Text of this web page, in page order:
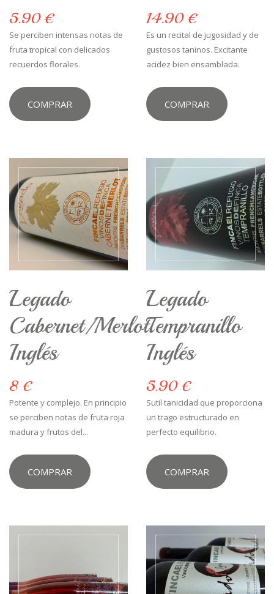
5.90 €
Se perciben intensas notas de
fruta tropical con delicados
recuerdos florales.
COMPRAR
14.90 €
Es un recital de jugosidad y de
gustosos taninos. Excitante
acidez bien ensamblada.
COMPRAR
Legado
Cabernet/Merlot
Inglés
8 €
Potente y complejo. En principio
se perciben notas de fruta roja
madura y frutos del...
COMPRAR
Legado
Tempranillo
Inglés
5.90 €
Sutil tanicidad que proporciona
un trago estructurado en
perfecto equilibrio.
COMPRAR